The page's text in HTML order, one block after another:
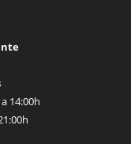
14:00h